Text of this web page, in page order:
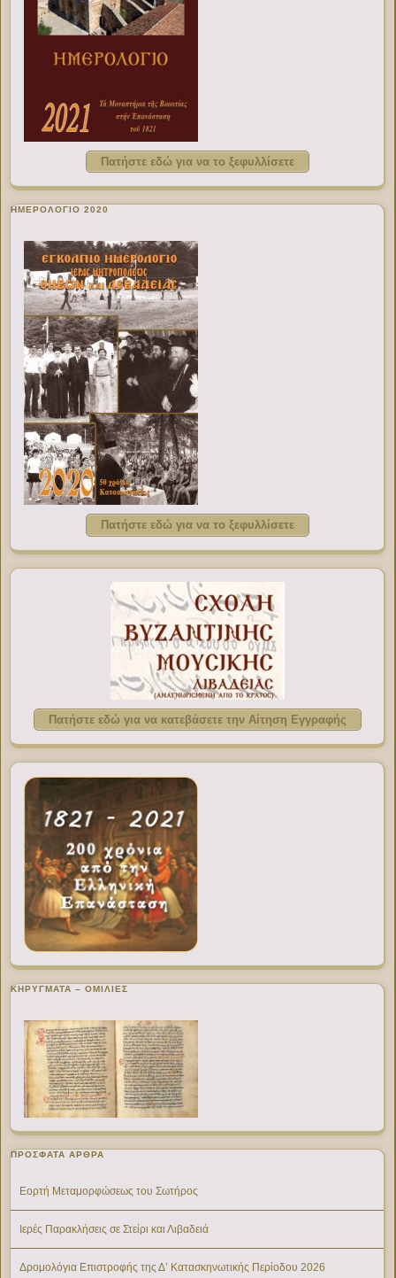
Πατήστε εδώ για να το ξεφυλλίσετε
ΗΜΕΡΟΛΟΓΙΟ 2020
Πατήστε εδώ για να το ξεφυλλίσετε
Πατήστε εδώ για να κατεβάσετε την Αίτηση Εγγραφής
ΚΗΡΥΓΜΑΤΑ – ΟΜΙΛΙΕΣ
ΠΡΌΣΦΑΤΑ ΆΡΘΡΑ
Εορτή Μεταμορφώσεως του Σωτήρος
Ιερές Παρακλήσεις σε Στείρι και Λιβαδειά
Δρομολόγια Επιστροφής της Δ’ Κατασκηνωτικής Περίοδου 2026